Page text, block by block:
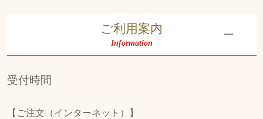
ご利用案内
Information
受付時間
【ご注文（インターネット）】